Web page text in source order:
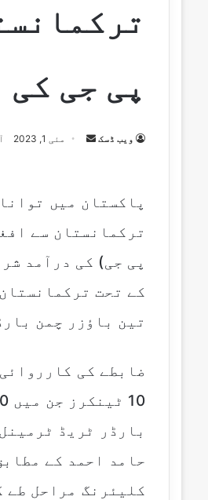
پی جی
ویب ڈسک
Send مئی 1, 2023
پاکستان میں
ترکمانستان سے
پی جی) کی درآمد
تین باؤزر چمن
ضابطے کی
بارڈر ٹریڈ
کلیئرنگ مراحل طے